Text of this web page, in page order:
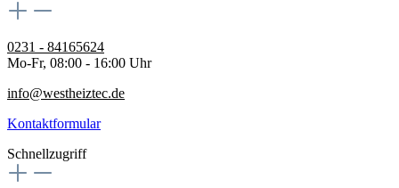
0231 - 84165624
Mo-Fr, 08:00 - 16:00 Uhr
info@westheiztec.de
Kontaktformular
Schnellzugriff